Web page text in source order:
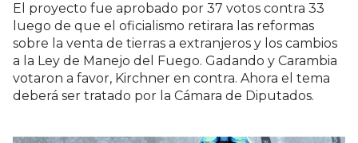
El proyecto fue aprobado por 37 votos contra 33
luego de que el oficialismo retirara las reformas
sobre la venta de tierras a extranjeros y los cambios
a la Ley de Manejo del Fuego. Gadando y Carambia
votaron a favor, Kirchner en contra. Ahora el tema
deberá ser tratado por la Cámara de Diputados.